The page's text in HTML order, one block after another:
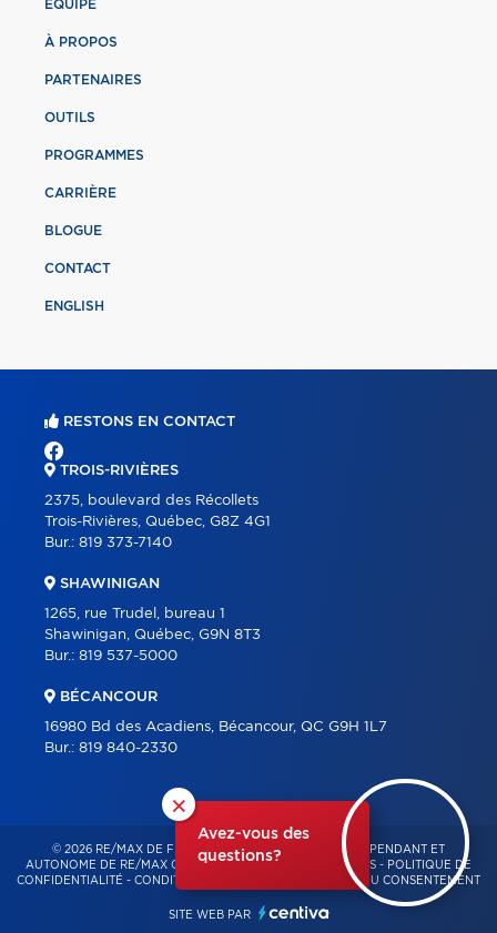
×
Avez-vous des
questions?
ÉQUIPE
À PROPOS
PARTENAIRES
OUTILS
PROGRAMMES
CARRIÈRE
BLOGUE
CONTACT
ENGLISH
RESTONS EN CONTACT
TROIS-RIVIÈRES
2375, boulevard des Récollets
Trois-Rivières, Québec, G8Z 4G1
Bur.: 819 373-7140
SHAWINIGAN
1265, rue Trudel, bureau 1
Shawinigan, Québec, G9N 8T3
Bur.: 819 537-5000
BÉCANCOUR
16980 Bd des Acadiens, Bécancour, QC G9H 1L7
Bur.: 819 840-2330
© 2026 RE/MAX DE FRANCHEVILLE – FRANCHISÉ INDÉPENDANT ET
AUTONOME DE RE/MAX QUÉBEC – TOUS DROITS RÉSERVÉS - POLITIQUE DE
CONFIDENTIALITÉ - CONDITIONS D'UTILISATION GESTION DU CONSENTEMENT
SITE WEB PAR